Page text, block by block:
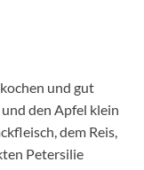
und gut
den Apfel klein
dem Reis,
Petersilie